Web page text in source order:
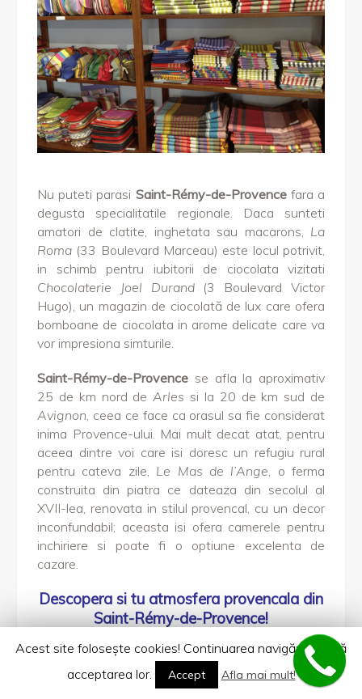
Nu puteti parasi Saint-Rémy-de-Provence fara a
degusta specialitatile regionale. Daca sunteti
amatori de clatite, inghetata sau macarons, La
Roma (33 Boulevard Marceau) este locul potrivit,
in schimb pentru iubitorii de ciocolata vizitati
Chocolaterie Joel Durand(3 Boulevard Victor
Hugo), un magazin de ciocolată de lux care ofera
bomboane de ciocolata in arome delicate care va
vor impresiona simturile.
Saint-Rémy-de-Provence se afla la aproximativ
25 de km nord de Arles si la 20 de km sud de
Avignon , ceea ce face ca orasul sa fie considerat
inima Provence-ului. Mai mult decat atat, pentru
aceea dintre voi care isi doresc un refugiu rural
pentru cateva zile, Le Mas de l’Ange , o ferma
construita din piatra ce dateaza din secolul al
XVII-lea, renovata in stilul provencal, cu un decor
inconfundabil; aceasta isi ofera camerele pentru
inchiriere si poate fi o optiune excelenta de
cazare.
Descopera si tu atmosfera provencala din
Saint-Rémy-de-Provence!
Contacteaza-ne!
Acest site foloseşte cookies! Continuarea navigării implică
acceptarea lor.
Accept Afla mai mult!